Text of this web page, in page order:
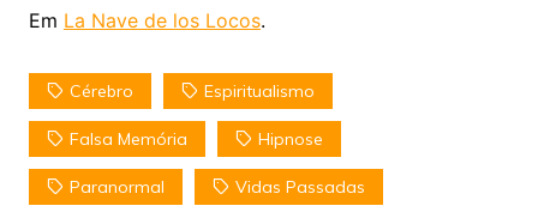
Em La Nave de los Locos.
Cérebro Espiritualismo
Falsa Memória Hipnose
Paranormal Vidas Passadas